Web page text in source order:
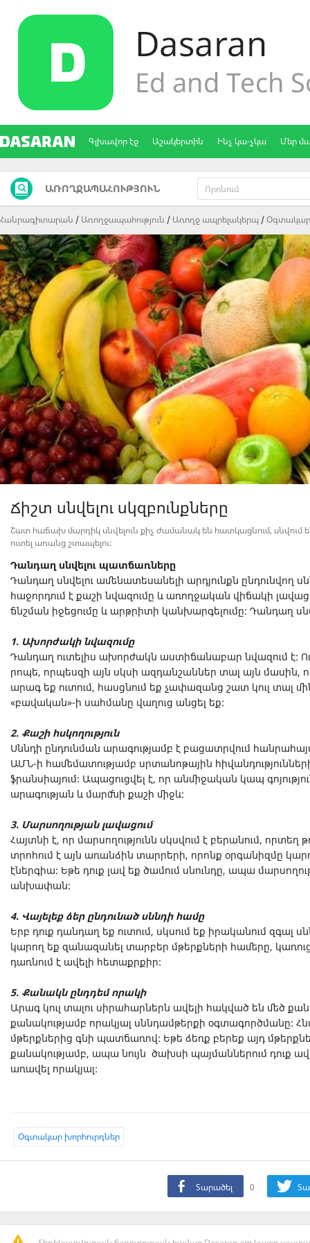
Գլխավոր էջ Աշակերտին Ինչ կա-չկա Մեր
ԱՌՈՂՋԱՊԱՀՈՒԹՅՈՒՆ
Հանրագիտարան Առողջապահություն Առողջ ապրելակերպ Oգտակար
Ճիշտ սնվելու սկզբունքները
Շատ հաճախ մարդիկ սնվելուն քիչ ժամանակ են հատկացնում, սնվում
ուտել առանց շտապելու:
Դանդաղ սնվելու պատճառները
Դանդաղ սնվելու ամենատեսանելի արդյունքն ընդունվող
հաջորդում է քաշի նվազումը և առողջական վիճակի
ճնշման իջեցումը և արթրիտի կանխարգելումը: Դանդաղ
1. Ախորժակի նվազումը
Դանդաղ ուտելիս ախորժակն աստիճանաբար նվազում է:
րոպե, որպեսզի այն սկսի ազդանշաններ տալ այն մասին,
արագ եք ուտում, հասցնում եք չափազանց շատ կուլ տալ
«բավական»-ի սահմանը վաղուց անցել եք:
2. Քաշի հսկողություն
Սննդի ընդունման արագությամբ է բացատրվում
ԱՄՆ-ի համեմատությամբ սրտանոթային
ֆրանսիայում: Ապացուցվել է, որ անմիջական կապ
արագության և մարմնի քաշի միջև:
3. Մարսողության լավացում
Հայտնի է, որ մարսողությունն սկսվում է բերանում, որտեղ
տրոհում է այն առանձին տարրերի, որոնք օրգանիզմը
էներգիա: Եթե դուք լավ եք ծամում սնունդը, ապա
անխափան:
4. Վայելեք ձեր ընդունած սննդի համը
Երբ դուք դանդաղ եք ուտում, սկսում եք իրականում զգալ
կարող եք զանազանել տարբեր մթերքների համերը,
դառնում է ավելի հետաքրքիր:
5. Քանակն ընդդեմ որակի
Արագ կուլ տալու սիրահարներն ավելի հակված են մեծ
քանակությամբ որակյալ սննդամթերքի օգտագործմանը:
մթերքներից գնի պատճառով: Եթե ձեռք բերեք այդ
քանակությամբ, ապա նույն ծախսի պայմաններում դուք
առավել որակյալ:
Oգտակար խորհուրդներ
Տարածել 0